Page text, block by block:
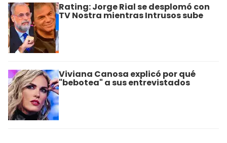
Rating: Jorge Rial se desplomó con
TV Nostra mientras Intrusos sube
Viviana Canosa explicó por qué
"bebotea" a sus entrevistados